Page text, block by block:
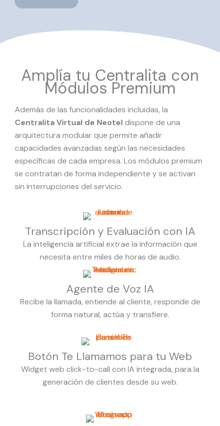
Amplía tu Centralita con
Módulos Premium
Además de las funcionalidades incluidas, la
Centralita Virtual de Neoteldispone de una
arquitectura modular que permite añadir
capacidades avanzadas según las necesidades
específicas de cada empresa. Los módulos premium
se contratan de forma independiente y se activan
sin interrupciones del servicio.
Transcripción y Evaluación con IA
La inteligencia artificial extrae la información que
necesita entre miles de horas de audio.
Agente de Voz IA
Recibe la llamada, entiende al cliente, responde de
forma natural, actúa y transfiere.
Botón Te Llamamos para tu Web
Widget web click-to-call con IA integrada, para la
generación de clientes desde su web.